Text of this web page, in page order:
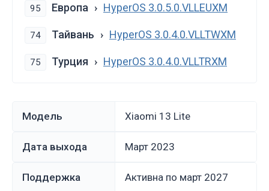
95 Европа HyperOS 3.0.5.0.VLLEUXM
74 Тайвань HyperOS 3.0.4.0.VLLTWXM
75 Турция HyperOS 3.0.4.0.VLLTRXM
Модель Xiaomi 13 Lite
Дата выхода март 2023
Поддержка Активна по март 2027